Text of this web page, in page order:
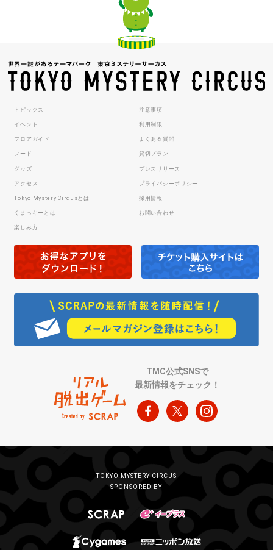
トピックス
イベント
フロアガイド
フード
グッズ
アクセス
Tokyo Mystery Circusとは
くまっキーとは
楽しみ方
注意事項
利用制限
よくある質問
貸切プラン
プレスリリース
プライバシーポリシー
採用情報
お問い合わせ
TMC公式SNSで
最新情報をチェック！
TOKYO MYSTERY CIRCUS
SPONSORED BY